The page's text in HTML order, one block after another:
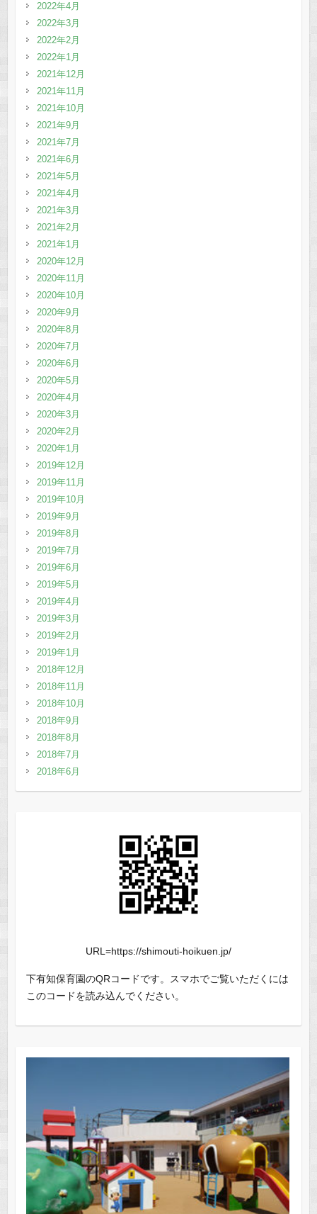
2022年4月
2022年3月
2022年2月
2022年1月
2021年12月
2021年11月
2021年10月
2021年9月
2021年7月
2021年6月
2021年5月
2021年4月
2021年3月
2021年2月
2021年1月
2020年12月
2020年11月
2020年10月
2020年9月
2020年8月
2020年7月
2020年6月
2020年5月
2020年4月
2020年3月
2020年2月
2020年1月
2019年12月
2019年11月
2019年10月
2019年9月
2019年8月
2019年7月
2019年6月
2019年5月
2019年4月
2019年3月
2019年2月
2019年1月
2018年12月
2018年11月
2018年10月
2018年9月
2018年8月
2018年7月
2018年6月
URL=https://shimouti-hoikuen.jp/
下有知保育園のQRコードです。スマホでご覧いただくには
このコードを読み込んでください。